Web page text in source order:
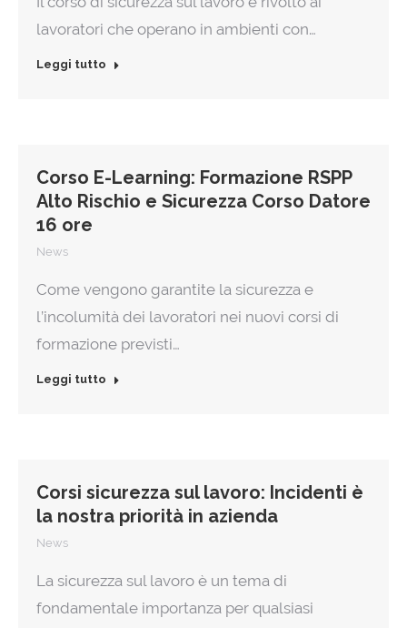
lavoratori che operano in ambienti con…
Leggi tutto
Corso E-Learning: Formazione RSPP
Alto Rischio e Sicurezza Corso Datore
16 ore
News
Come vengono garantite la sicurezza e
l’incolumità dei lavoratori nei nuovi corsi di
formazione previsti…
Leggi tutto
Corsi sicurezza sul lavoro: Incidenti è
la nostra priorità in azienda
News
La sicurezza sul lavoro è un tema di
fondamentale importanza per qualsiasi